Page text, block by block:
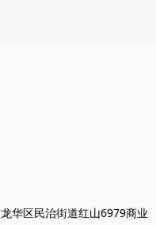
华区民治街道红山6979商业